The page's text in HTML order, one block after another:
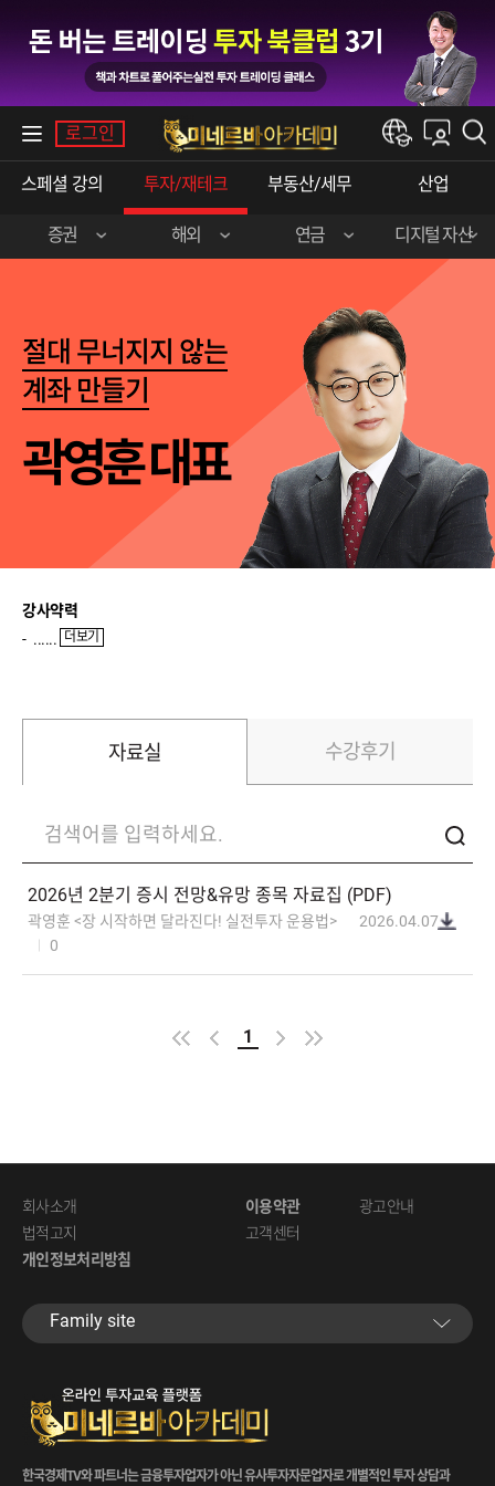
로그인
스페셜강의 투자/재테크 부동산/세무 산업
한경e아카데미
내강의실
증권
곽영훈(주식실전)
이춘광(주식입문)
윤여민(주식기초)
송재경(주식입문)
반종민(주식입문)
해외
김선형(한·미주식)
연금 디지털자산
강승구(비트코인)
절대무너지지않는
계좌만들기
곽영훈대표
강사약력
...... 더보기
자료실 수강후기
2026년2분기증시전망&유망종목자료집(PDF)
곽영훈<장시작하면달라진다!실전투자운용법>
2026.04.07
0
1
회사소개
법적고지
개인정보처리방침
이용약관
고객센터
광고안내
Familysite
한국경제TV와파트너는금융투자업자가아닌유사투자자문업자로개별적인투자상담과